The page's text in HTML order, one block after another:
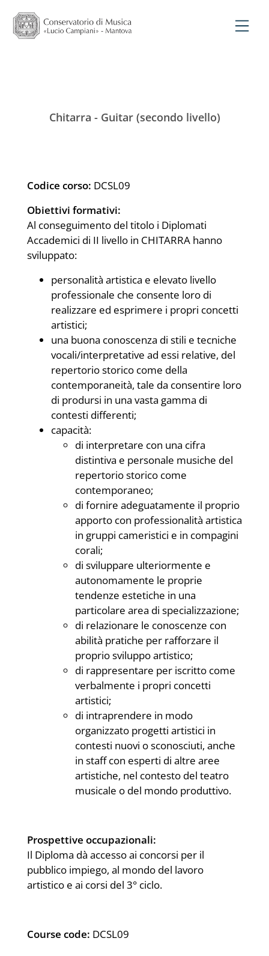
Chitarra - Guitar (secondo livello)
Codice corso: DCSL09
Obiettivi formativi:
Al conseguimento del titolo i Diplomati
Accademici di II livello in CHITARRA hanno
sviluppato:
personalità artistica e elevato livello
professionale che consente loro di
realizzare ed esprimere i propri concetti
artistici;
una buona conoscenza di stili e tecniche
vocali/interpretative ad essi relative, del
repertorio storico come della
contemporaneità, tale da consentire loro
di prodursi in una vasta gamma di
contesti differenti;
capacità:
di interpretare con una cifra
distintiva e personale musiche del
repertorio storico come
contemporaneo;
di fornire adeguatamente il proprio
apporto con professionalità artistica
in gruppi cameristici e in compagini
corali;
di sviluppare ulteriormente e
autonomamente le proprie
tendenze estetiche in una
particolare area di specializzazione;
di relazionare le conoscenze con
abilità pratiche per rafforzare il
proprio sviluppo artistico;
di rappresentare per iscritto come
verbalmente i propri concetti
artistici;
di intraprendere in modo
organizzato progetti artistici in
contesti nuovi o sconosciuti, anche
in staff con esperti di altre aree
artistiche, nel contesto del teatro
musicale o del mondo produttivo.
Prospettive occupazionali:
Il Diploma dà accesso ai concorsi per il
pubblico impiego, al mondo del lavoro
artistico e ai corsi del 3° ciclo.
Course code: DCSL09